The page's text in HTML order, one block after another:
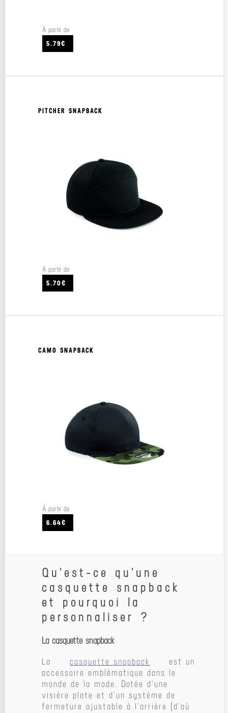
À partir de
5.79€
PITCHER SNAPBACK
À partir de
5.70€
CAMO SNAPBACK
À partir de
6.64€
Qu'est-ce qu'une
casquette snapback
et pourquoi la
personnaliser ?
La casquette snapback
La casquette snapback
est un
accessoire emblématique dans le
monde de la mode. Dotée d'une
visière plate et d'un système de
fermeture ajustable à l'arrière (d'où